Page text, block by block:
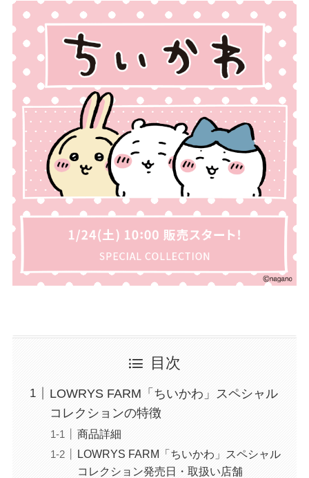
目次
LOWRYS FARM「ちいかわ」スペシャル
コレクションの特徴
商品詳細
LOWRYS FARM「ちいかわ」スペシャル
コレクション発売日・取扱い店舗